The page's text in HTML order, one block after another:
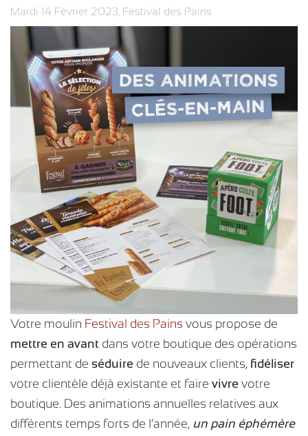
Mardi 14 Février 2023, Festival des Pains
Votre moulin Festival des Pains vous propose de
mettre en avant dans votre boutique des opérations
permettant de séduire de nouveaux clients, fidéliser
votre clientèle déjà existante et faire vivre votre
boutique. Des animations annuelles relatives aux
différents temps forts de l’année, un pain éphémère